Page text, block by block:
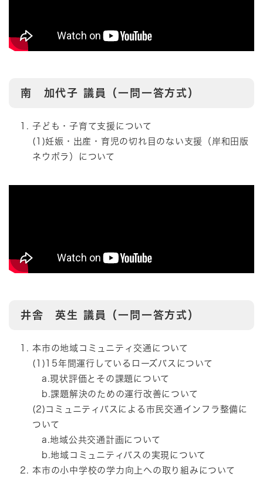
南 加代子 議員（一問一答方式）
子ども・子育て支援について
(1)妊娠・出産・育児の切れ目のない支援（岸和田版
ネウボラ）について
井舎 英生 議員（一問一答方式）
本市の地域コミュニティ交通について
(1)15年間運行しているローズバスについて
a.現状評価とその課題について
b.課題解決のための運行改善について
(2)コミュニティバスによる市民交通インフラ整備に
ついて
a.地域公共交通計画について
b.地域コミュニティバスの実現について
本市の小中学校の学力向上への取り組みについて